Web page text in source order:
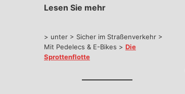
Lesen Sie mehr
> unter > Sicher im Straßenverkehr >
Mit Pedelecs & E-Bikes > Die
Sprottenflotte